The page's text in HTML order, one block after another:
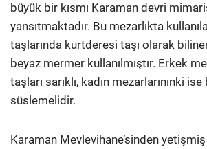
büyük bir kısmı Karaman devri
yansıtmaktadır. Bu mezarlıkta
taşlarında kurtderesi taşı olarak
beyaz mermer kullanılmıştır. Erkek
taşları sarıklı, kadın mezarlarınınki
süslemelidir.
Karaman Mevlevihane’sinden